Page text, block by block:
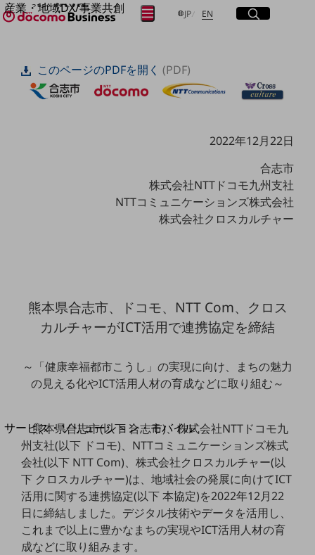
産業・地域DX/事業共創
OPEN HUB for Plural Futures
OPEN HUB for Plural Futuresとは
イベント/ウェビナー
記事コンテンツ
企業と地域が持続成長する社会を目指します
地域社会を支える皆さまと地域課題の解決や
地域経済のさらなる活性化に取り組みます
自治体・地域社会との共創
別ウィンドウで開きます
サービス・ソリューション・モバイル
サービス・ソリューションTOP
DXに関する課題を解決する
サービス・ソリューションをご紹介
カテゴリーで探す
カテゴリーで探すTOP
ネットワーク・モバイル
JP日本語
EN Englishサイト内検索
開く
メニュー
開く
フリーワードを入力して探す
検索する
このページのPDFを開く(PDF)
2022年12月22日
合志市
株式会社NTTドコモ九州支社
NTTコミュニケーションズ株式会社
株式会社クロスカルチャー
熊本県合志市、ドコモ、NTT Com、クロス
カルチャーがICT活用で連携協定を締結
～「健康幸福都市こうし」の実現に向け、まちの魅力
の見える化やICT活用人材の育成などに取り組む～
熊本県合志市(以下 合志市)、株式会社NTTドコモ九
州支社(以下 ドコモ)、NTTコミュニケーションズ株式
会社(以下 NTT Com)、株式会社クロスカルチャー(以
下 クロスカルチャー)は、地域社会の発展に向けてICT
活用に関する連携協定(以下 本協定)を2022年12月22
日に締結しました。デジタル技術やデータを活用し、
これまで以上に豊かなまちの実現やICT活用人材の育
成などに取り組みます。